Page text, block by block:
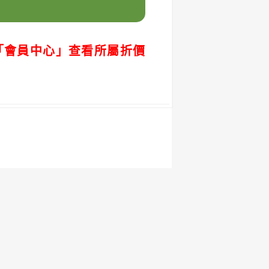
員中心」查看所屬折價